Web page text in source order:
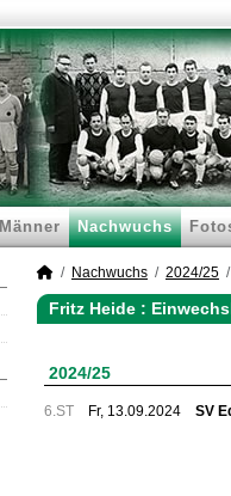
Männer Nachwuchs
Nachwuchs 2024/25
Fritz Heide :
2024/25
6.ST Fr, 13.09.2024 SV